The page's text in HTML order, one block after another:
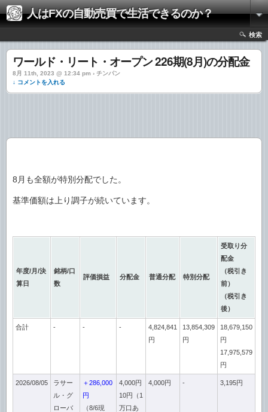
人はFXの自動売買で生活できるのか？
検索
ワールド・リート・オープン 226期(8月)の分配金
8月 11th, 2023 @ 12:34 pm › チンパン
↓ コメントを入れる
8月も全額が特別分配でした。
基準価額は上り調子が続いています。
年度/月/決
算日
銘柄/口
数
評価損益 分配金 普通分配 特別分配
受取り分
配金
（税引き
前）
（税引き
後）
合計 - - -
4,824,841
円
13,854,309
円
18,679,150
円
17,975,579
円
2026/08/05
ラサー
ル・グ
ローバ
＋286,000
円
（8/6現
4,000円
10円（1
万口あ
4,000円 - 3,195円